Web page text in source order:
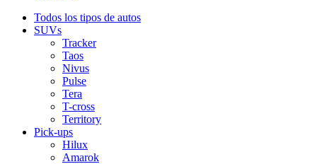
Todos los tipos de autos
SUVs
Tracker
Taos
Nivus
Pulse
Tera
T-cross
Territory
Pick-ups
Hilux
Amarok